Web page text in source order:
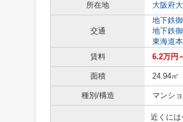
所在地 大阪府
交通
地下鉄
地下鉄
東海道
賃料
6.2万円
面積 24.94㎡
種別/構造 マンシ
近くに